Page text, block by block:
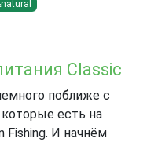
Classic
поближе с
есть на
Fishing. И начнём